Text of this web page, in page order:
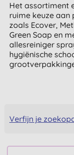
Het assortiment
ruime keuze aan
zoals Ecover,
Green Soap en
allesreiniger
hygiënische
Verfijn je